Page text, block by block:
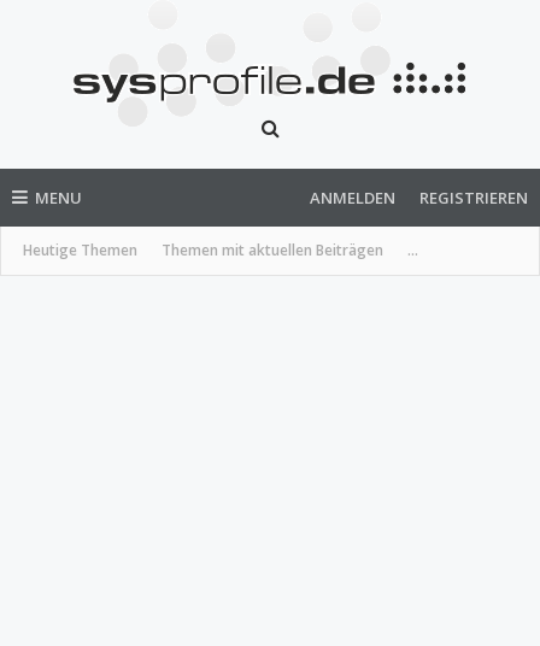
MENU
Heutige Themen Themen mit aktuellen Beiträgen ...
ANMELDEN REGISTRIEREN